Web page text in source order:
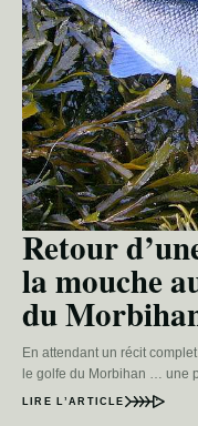
Retour
la mouche
du
En attendant un récit
le golfe du Morbihan … une
LIRE L’ARTICLE